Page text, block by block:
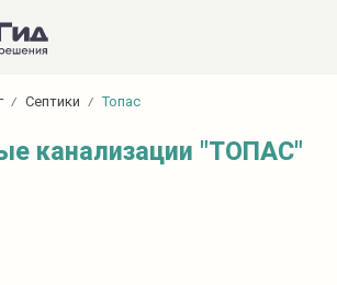
Септики Топас
канализации "ТОПАС"